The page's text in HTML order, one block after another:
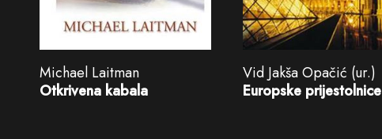
Michael Laitman
Otkrivena kabala
Vid Jakša Opačić (ur.)
Europske prijestolnice